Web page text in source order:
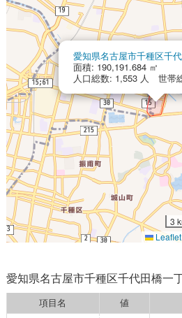
愛知県名古屋市千種区千
面積: 190,191.684 ㎡
人口総数: 1,553 人 世帯
3
Leaflet
愛知県名古屋市千種区千代田橋一
項目名 値